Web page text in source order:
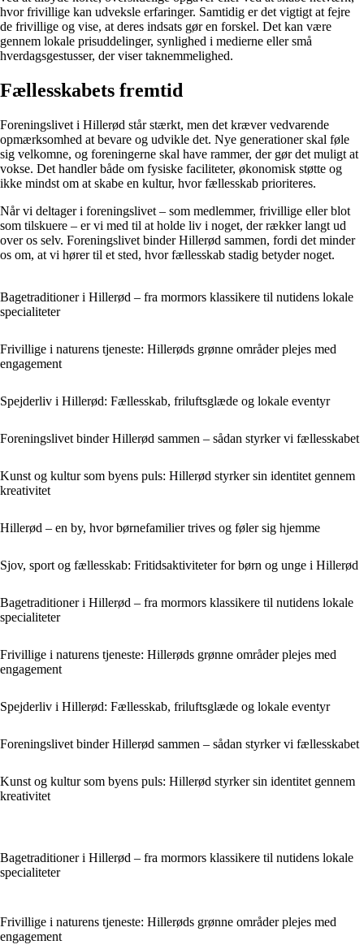
hvor frivillige kan udveksle erfaringer. Samtidig er det vigtigt at fejre
de frivillige og vise, at deres indsats gør en forskel. Det kan være
gennem lokale prisuddelinger, synlighed i medierne eller små
hverdagsgestusser, der viser taknemmelighed.
Fællesskabets fremtid
Foreningslivet i Hillerød står stærkt, men det kræver vedvarende
opmærksomhed at bevare og udvikle det. Nye generationer skal føle
sig velkomne, og foreningerne skal have rammer, der gør det muligt at
vokse. Det handler både om fysiske faciliteter, økonomisk støtte og
ikke mindst om at skabe en kultur, hvor fællesskab prioriteres.
Når vi deltager i foreningslivet – som medlemmer, frivillige eller blot
som tilskuere – er vi med til at holde liv i noget, der rækker langt ud
over os selv. Foreningslivet binder Hillerød sammen, fordi det minder
os om, at vi hører til et sted, hvor fællesskab stadig betyder noget.
Bagetraditioner i Hillerød – fra mormors klassikere til nutidens lokale
specialiteter
Frivillige i naturens tjeneste: Hillerøds grønne områder plejes med
engagement
Spejderliv i Hillerød: Fællesskab, friluftsglæde og lokale eventyr
Foreningslivet binder Hillerød sammen – sådan styrker vi fællesskabet
Kunst og kultur som byens puls: Hillerød styrker sin identitet gennem
kreativitet
Hillerød – en by, hvor børnefamilier trives og føler sig hjemme
Sjov, sport og fællesskab: Fritidsaktiviteter for børn og unge i Hillerød
Bagetraditioner i Hillerød – fra mormors klassikere til nutidens lokale
specialiteter
Frivillige i naturens tjeneste: Hillerøds grønne områder plejes med
engagement
Spejderliv i Hillerød: Fællesskab, friluftsglæde og lokale eventyr
Foreningslivet binder Hillerød sammen – sådan styrker vi fællesskabet
Kunst og kultur som byens puls: Hillerød styrker sin identitet gennem
kreativitet
Bagetraditioner i Hillerød – fra mormors klassikere til nutidens lokale
specialiteter
Frivillige i naturens tjeneste: Hillerøds grønne områder plejes med
engagement